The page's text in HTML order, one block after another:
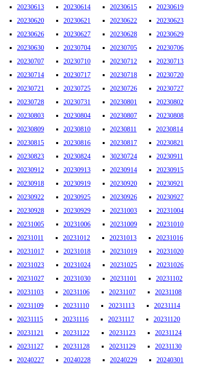
20230613
20230614 20230615
20230619
20230620
20230621 20230622
20230623
20230626
20230627 20230628
20230629
20230630
20230704 20230705
20230706
20230707
20230710 20230712
20230713
20230714
20230717 20230718
20230720
20230721
20230725 20230726
20230727
20230728
20230731 20230801
20230802
20230803
20230804 20230807
20230808
20230809
20230810 20230811
20230814
20230815
20230816 20230817
20230821
20230823
20230824 30230724
20230911
20230912
20230913 20230914
20230915
20230918
20230919 20230920
20230921
20230922
20230925 20230926
20230927
20230928
20230929 20231003
20231004
20231005
20231006 20231009
20231010
20231011
20231012 20231013
20231016
20231017
20231018 20231019
20231020
20231023
20231024 20231025
20231026
20231027
20231030 20231101
20231102
20231103
20231106 20231107
20231108
20231109
20231110 20231113
20231114
20231115
20231116 20231117
20231120
20231121
20231122 20231123
20231124
20231127
20231128 20231129
20231130
20240227
20240228 20240229 20240301